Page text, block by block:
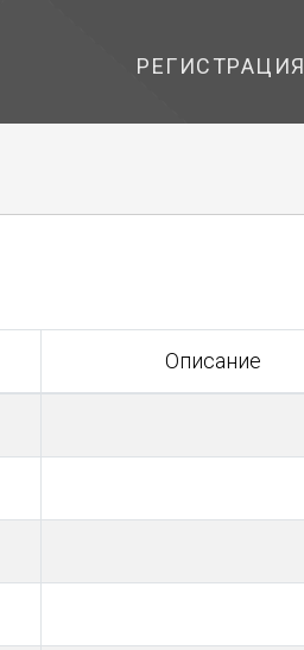
РЕГИСТРАЦИЯ
Описание